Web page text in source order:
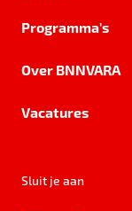
Programma's
Over BNNVARA
Vacatures
Sluit je aan